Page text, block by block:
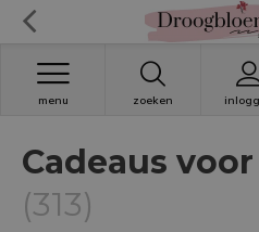
zoeken
menu
Cadeaus
(313)